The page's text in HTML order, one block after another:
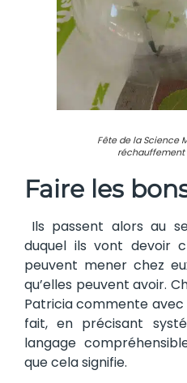
Fête de la Science
Faire les
Ils passent alors au
duquel ils vont devoir
peuvent mener chez
qu’elles peuvent avoir.
Patricia commente avec
fait, en précisant
langage
que cela signifie.